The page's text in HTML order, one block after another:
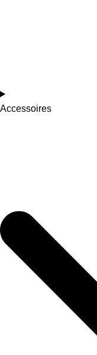
Accessoires